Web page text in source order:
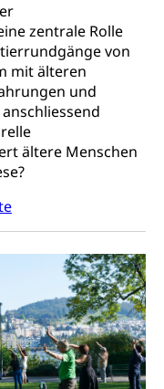
zentrale Rolle
von
mit älteren
und
ältere Menschen